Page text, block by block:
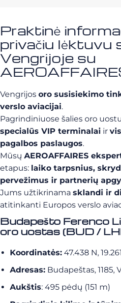
Praktinė
privačiu lėktuvu
Vengrijoje su
Vengrijos oro susisiekimo
verslo aviacijai.
Pagrindiniuose šalies oro
specialūs VIP terminalai ir
pagalbos paslaugos.
Mūsų AEROAFFAIRES
etapus: laiko tarpsnius,
pervežimus ir partnerių
Jums užtikrinama sklandi ir
atitinkanti Europos verslo
Budapešto Ferenco
oro uostas (BUD /
Koordinatės: 47.438 N,
Adresas: Budapeštas, 1185,
Aukštis: 495 pėdų (151 m)